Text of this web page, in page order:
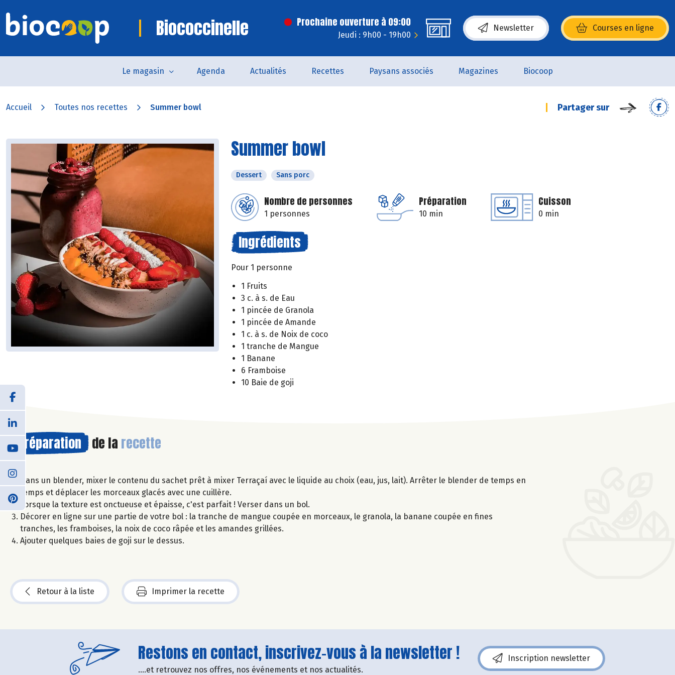
Biococcinelle Prochaine ouverture à 09:00
Jeudi : 9h00 - 19h00
Newsletter Courses en ligne
(s’ouvre dans une nouvelle fenêtre)
Le magasin Agenda Actualités Recettes Paysans associés Magazines Biocoop
Accueil Toutes nos recettes Summer bowl Partager sur
Summer bowl
Dessert Sans porc
Nombre de personnes
1 personnes
Préparation
10 min
Cuisson
0 min
Ingrédients
Pour 1 personne
1 Fruits
3 c. à s. de Eau
1 pincée de Granola
1 pincée de Amande
1 c. à s. de Noix de coco
1 tranche de Mangue
1 Banane
6 Framboise
10 Baie de goji
Préparation de la recette
Dans un blender, mixer le contenu du sachet prêt à mixer Terraçaí avec le liquide au choix (eau, jus, lait). Arrêter le blender de temps en
temps et déplacer les morceaux glacés avec une cuillère.
Lorsque la texture est onctueuse et épaisse, c'est parfait ! Verser dans un bol.
Décorer en ligne sur une partie de votre bol : la tranche de mangue coupée en morceaux, le granola, la banane coupée en fines
tranches, les framboises, la noix de coco râpée et les amandes grillées.
Ajouter quelques baies de goji sur le dessus.
Retour à la liste Imprimer la recette
Restons en contact, inscrivez-vous à la newsletter !
....et retrouvez nos offres, nos événements et nos actualités.
Inscription newsletter